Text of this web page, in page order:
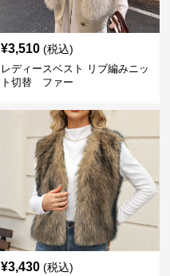
¥3,510 (税込)
レディースベスト リブ編みニッ
ト切替 ファー
¥3,430 (税込)